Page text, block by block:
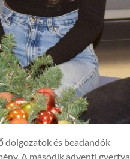
dolgozatok és beadandók
A második adventi gyertya